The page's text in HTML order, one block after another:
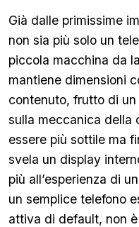
Già dalle primissime
non sia più solo un
piccola macchina da
mantiene dimensioni
contenuto, frutto di
sulla meccanica della
essere più sottile ma
svela un display
più all’esperienza di
un semplice telefono
attiva di default, non